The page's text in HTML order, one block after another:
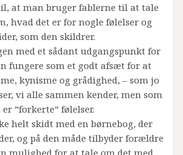
at man bruger fablerne til at tale
hvad det er for nogle følelser og
som den skildrer.
med et sådant udgangspunkt for
fungere som et godt afsæt for at
kynisme og grådighed, – som jo
vi alle sammen kender, men som
”forkerte” følelser.
helt skidt med en børnebog, der
og på den måde tilbyder forældre
mulighed for at tale om det med